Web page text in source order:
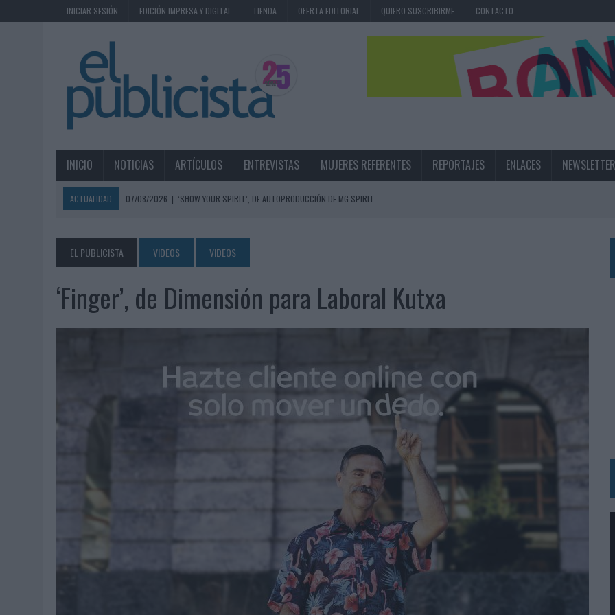
INICIAR SESIÓN EDICIÓN IMPRESA Y DIGITAL TIENDA OFERTA EDITORIAL QUIERO SUSCRIBIRME CONTACTO
INICIO NOTICIAS ARTÍCULOS ENTREVISTAS MUJERES REFERENTES REPORTAJES ENLACES NEWSLETTER
ACTUALIDAD 07/08/2026 | ‘SHOW YOUR SPIRIT’, DE AUTOPRODUCCIÓN DE MG SPIRIT
07/08/2026 | MG SPIRIT RELANZA SU MARCA CON UNA ESTRATEGIA 360º CENTRADA EN EL ORIGEN BARCELONÉS
07/08/2026
PATRÓN CONVIERTE EL NUEVO SINGLE DE ARÓN PIPER EN UNA EXPERIENCIA DE MARCA EN IBIZA
07/08/2026
EL VERANO PONE A PRUEBA LA ESTRATEGIA DIGITAL DE LAS MARCAS
‘LA VUELTA’, DE FENOMENAL PARA MÁLAGA CF
SIETE DE CADA DIEZ EMPRESAS ESPAÑOLAS NO INTEGRAN LA INFANCIA EN SU ESTRATEGIA
LA TELEVISIÓN SIGUE LIDERANDO EL CONSUMO DE MEDIOS EN VERANO Y SUPERA AL MÓVIL COMO DISPOSITIVO MÁS UTILIZADO
EL USO DE LA IA GENERATIVA ALCANZA YA AL 62% DE LOS ESPAÑOLES
SYSTEM1 NOMBRA A KIMBERLY BASTONI COMO NUEVA DIRECTORA COMERCIAL GLOBAL
06/08/2026
FRIGO Y UNIQLO LANZAN UNA COLECCIÓN PERSONALIZABLE INSPIRADA EN CORNETTO, CALIPPO Y SOLERO
06/08/2026
BEON WORLDWIDE LANZA RAÍZ URBANA PARA TRANSFORMAR EL PATRIMONIO HISTÓRICO EN ACTIVOS CULTURALES Y ECONÓMICOS
05/08/2026
FABRA COMUNICACIÓN INCORPORA A CASONÁ Y ASUME LA GESTIÓN DE SUS RELACIONES CON LOS MEDIOS
LOPESAN HOTELS & RESORTS ACERCA EL PARAÍSO CANARIO EN SU ÚLTIMA CAMPAÑA INTERNACIONAL
LUIS ARQUILLOS (BURGO DE ARIAS): “LA CONSTRUCCIÓN DE MARCA A LARGO PLAZO Y LA MEDICIÓN SON DOS CARAS DE LA MISMA
EL PUBLICISTA VIDEOS VIDEOS
‘Finger’, de Dimensión para Laboral Kutxa